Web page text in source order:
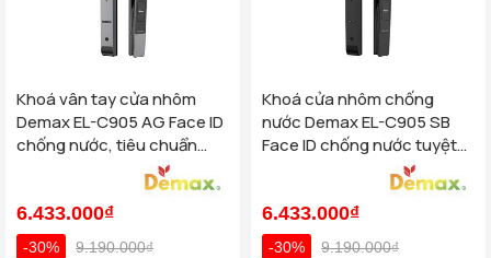
Khoá vân tay cửa nhôm
Demax EL-C905 AG Face ID
chống nước, tiêu chuẩn
6.433.000₫
-30% 9.190.000₫
Khoá cửa nhôm chống
nước Demax EL-C905 SB
Face ID chống nước tuyệt
đối - tiêu chuẩn Của Đức
6.433.000₫
-30% 9.190.000₫